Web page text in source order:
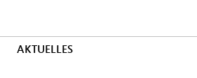
AKTUELLES